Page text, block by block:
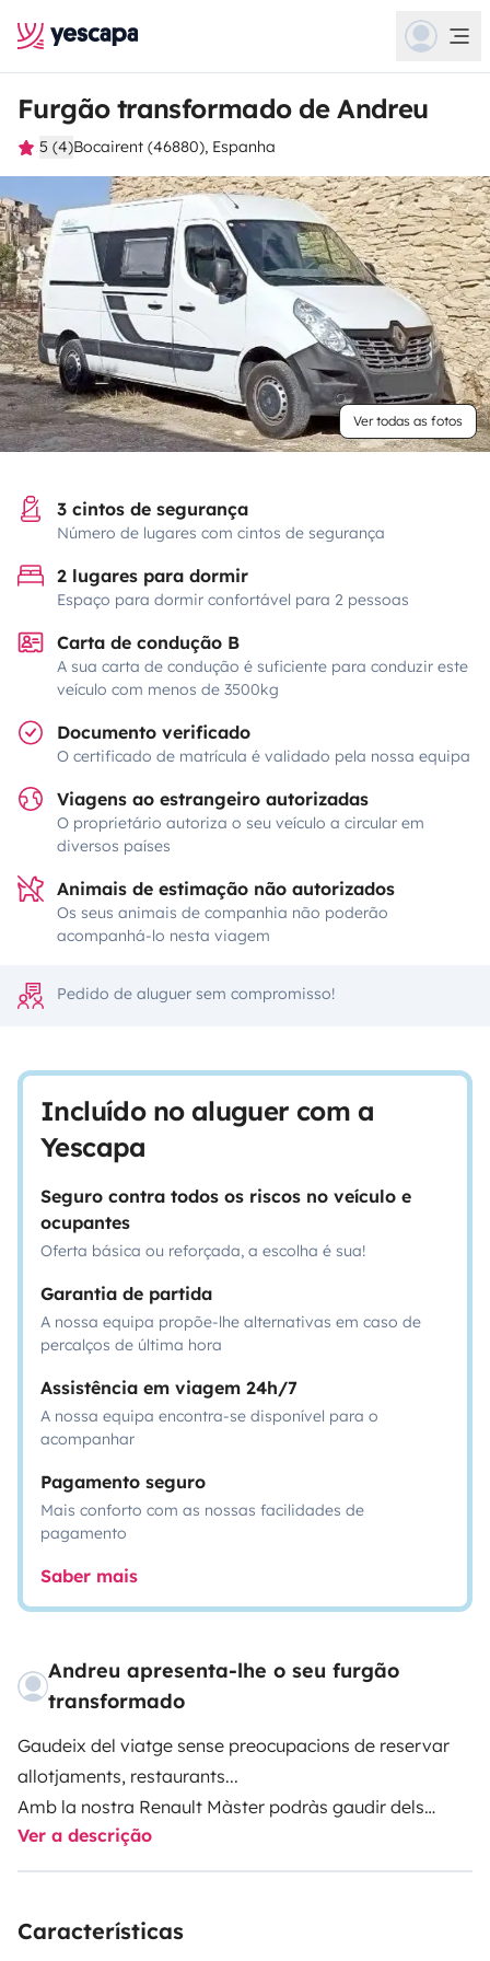
Furgão transformado de Andreu
5 (4)Bocairent (46880), Espanha
Ver todas as fotos
3 cintos de segurança
Número de lugares com cintos de segurança
2 lugares para dormir
Espaço para dormir confortável para 2 pessoas
Carta de condução B
A sua carta de condução é suficiente para conduzir este
veículo com menos de 3500kg
Documento verificado
O certificado de matrícula é validado pela nossa equipa
Viagens ao estrangeiro autorizadas
O proprietário autoriza o seu veículo a circular em
diversos países
Animais de estimação não autorizados
Os seus animais de companhia não poderão
acompanhá-lo nesta viagem
Pedido de aluguer sem compromisso!
Incluído no aluguer com a
Yescapa
Seguro contra todos os riscos no veículo e
ocupantes
Oferta básica ou reforçada, a escolha é sua!
Garantia de partida
A nossa equipa propõe-lhe alternativas em caso de
percalços de última hora
Assistência em viagem 24h/7
A nossa equipa encontra-se disponível para o
acompanhar
Pagamento seguro
Mais conforto com as nossas facilidades de
pagamento
Saber mais
Andreu apresenta-lhe o seu furgão
transformado
Gaudeix del viatge sense preocupacions de reservar
allotjaments, restaurants...
Amb la nostra Renault Màster podràs gaudir dels
millors llocs (Naturalesa/ciutat, platja/muntanya), ja
que amb els seus 5'5 metres de llargària et permetrà
Desperta't cada dia en un lloc privilegiat gaudint de les
Ver a descrição
Características